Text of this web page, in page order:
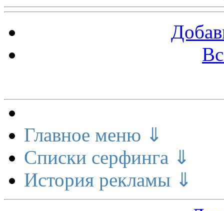
Главное меню ⇓
Списки серфинга ⇓
История рекламы ⇓